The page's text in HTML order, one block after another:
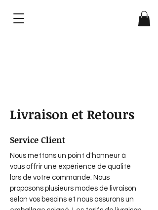
Livraison et Retours
Service Client
Nous mettons un point d'honneur à
vous offrir une expérience de qualité
lors de votre commande. Nous
proposons plusieurs modes de livraison
selon vos besoins et nous assurons un